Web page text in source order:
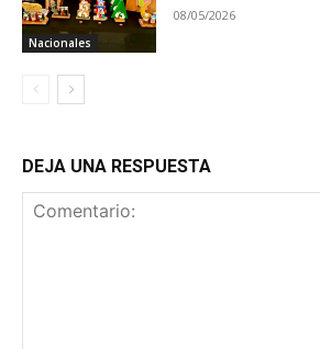
Nacionales
08/05/2026
DEJA UNA RESPUESTA